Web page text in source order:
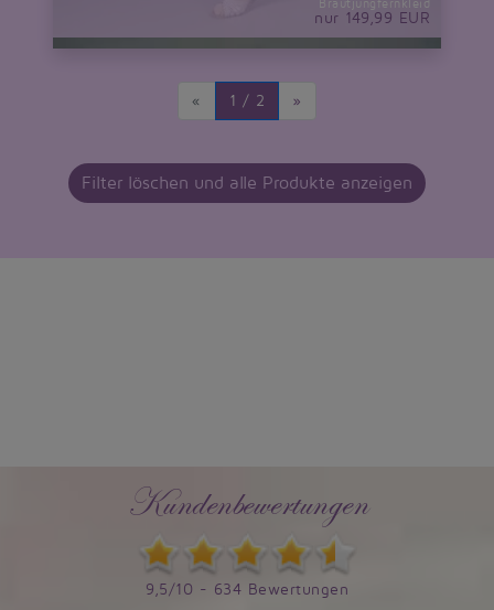
Brautjungfernkleid
nur 149,99 EUR
« 1 / 2 »
Filter löschen und alle Produkte anzeigen
Kundenbewertungen
9,5/10 - 634 Bewertungen